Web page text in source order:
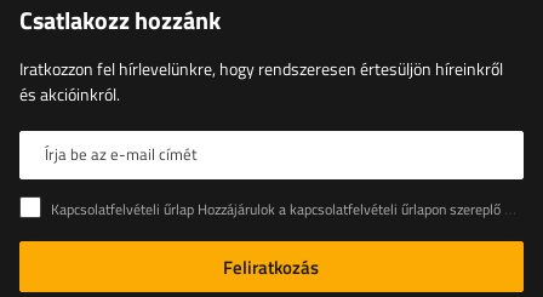
Csatlakozz hozzánk
Iratkozzon fel hírlevelünkre, hogy rendszeresen értesüljön híreinkről
és akcióinkról.
Írja be az e-mail címét
Kapcsolatfelvételi űrlap Hozzájárulok a kapcsolatfelvételi űrlapon szereplő személyes adataimnak az Európai Parlament és a Tanács (EU) rendeletével összhangban történő kezeléséhez
Feliratkozás